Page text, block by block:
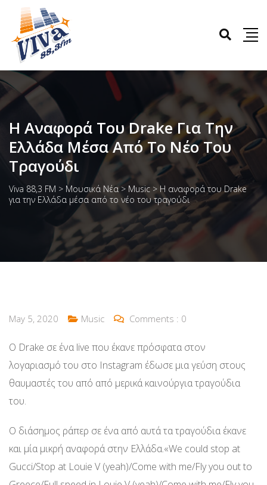
Η Αναφορά Του Drake Για Την
Ελλάδα Μέσα Από Το Νέο Του
Τραγούδι
Viva 88,3 FM > Μουσικά Νέα > Music > Η αναφορά του Drake
για την Ελλάδα μέσα από το νέο του τραγούδι
May 5, 2020 Music Comments : 0
Ο Drake σε ένα live που έκανε πρόσφατα στον
λογαριασμό του στο Instagram έδωσε μια γεύση στους
θαυμαστές του από από μερικά καινούργια τραγούδια
του.
Ο διάσημος ράπερ σε ένα από αυτά τα τραγούδια έκανε
και μία μικρή αναφορά στην Ελλάδα.«We could stop at
Gucci/Stop at Louie V (yeah)/Come with me/Fly you out to